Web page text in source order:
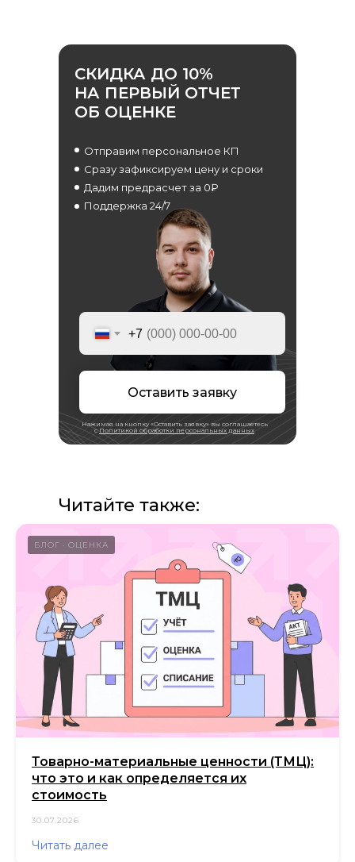
СКИДКА ДО 10%
НА ПЕРВЫЙ ОТЧЕТ
ОБ ОЦЕНКЕ
Отправим персональное КП
Сразу зафиксируем цену и сроки
Дадим предрасчет за 0₽
Поддержка 24/7
+7
Оставить заявку
Нажимая на кнопку «Оставить заявку» вы соглашаетесь
сПолитикой обработки персональных данных
Читайте также:
БЛОГ ОЦЕНКА
Товарно-материальные ценности (ТМЦ):
что это и как определяется их
стоимость
30.07.2026
Читать далее
Блог
Награды
Выполненные проекты
Строительная экспертиза
Навигация
Пн-пт, с 9:30 до 18:30
195213, Санкт-Петербург,
пр-кт Энергетиков, д. 3 литера Б
123112, Москва, Пресненская наб., 12
Согласие на получение маркетинговой рассылки
Условия использования куки-файлов
Политика обработки персональных данных
© ООО «Экспертные решения», 2019—2026
info@casexpert.ru
Калькулятор дебиторской
задолженности
Скачать прайс-лист на услуги